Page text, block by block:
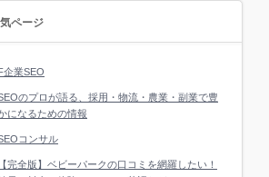
ページ
企業SEO
のプロが語る、採用・物流・農業・副業で豊
になるための情報
コンサル
【完全版】ベビーパークの口コミを網羅したい！